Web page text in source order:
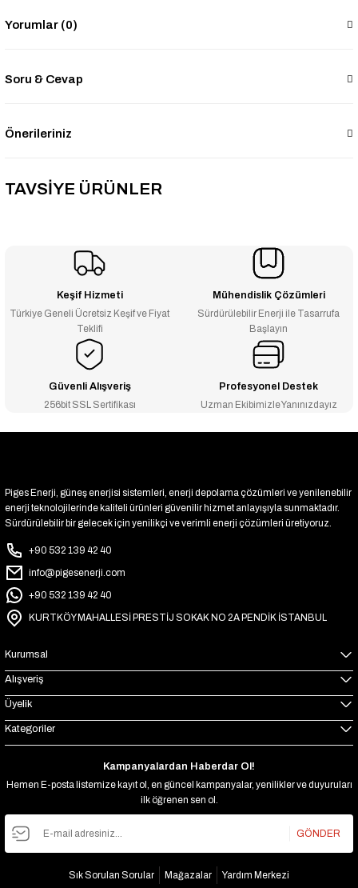
Yorumlar (0)
Soru & Cevap
Önerileriniz
TAVSİYE ÜRÜNLER
-20% İNDİRİM
Mexxsun 12 Volt 3000 Watt Tam Sinus inverter
Mexxsun 24 Volt 3000 Watt Tam Sinus inverter
₺43.920
-20% İNDİRİM
MEXXSUN Lityum Akü 12,8V 100Ah (LiFePo4) 1280Wh
₺15.360
₺19.200
-20% İNDİRİM
MEXXSUN Lityum Akü 25.6V 100Ah (LiFePo4) 2560Wh
₺29.184
Keşif Hizmeti
Türkiye Geneli Ücretsiz Keşif ve Fiyat
Teklifi
Mühendislik Çözümleri
Sürdürülebilir Enerji ile Tasarrufa
Başlayın
Güvenli Alışveriş
256bit SSL Sertifikası
Profesyonel Destek
Uzman Ekibimizle Yanınızdayız
Piges Enerji, güneş enerjisi sistemleri, enerji depolama çözümleri ve yenilenebilir
enerji teknolojilerinde kaliteli ürünleri güvenilir hizmet anlayışıyla sunmaktadır.
Sürdürülebilir bir gelecek için yenilikçi ve verimli enerji çözümleri üretiyoruz.
+90 532 139 42 40
info@pigesenerji.com
+90 532 139 42 40
KURTKÖY MAHALLESİ PRESTİJ SOKAK NO 2A PENDİK İSTANBUL
Kurumsal
Alışveriş
Üyelik
Kategoriler
Kampanyalardan Haberdar Ol!
Hemen E-posta listemize kayıt ol, en güncel kampanyalar, yenilikler ve duyuruları
ilk öğrenen sen ol.
GÖNDER
Sık Sorulan Sorular Mağazalar Yardım Merkezi